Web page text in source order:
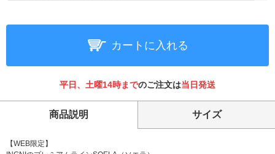
カートに入れる
平日、土曜14時までのご注文は当日発送
商品説明 サイズ
【WEB限定】